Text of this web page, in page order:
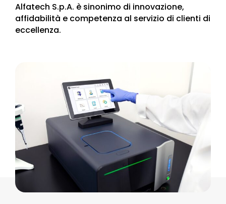
Alfatech S.p.A. è sinonimo di innovazione,
affidabilità e competenza al servizio di clienti di
eccellenza.